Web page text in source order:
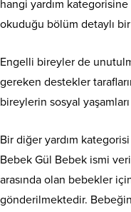
hangi yardım
okuduğu bölüm detaylı
Engelli bireyler de
gereken destekler
bireylerin sosyal
Bir diğer yardım
Bebek Gül Bebek ismi
arasında olan bebekler
gönderilmektedir.